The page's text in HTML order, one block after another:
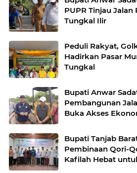
PUPR Tinjau Jalan
Tungkal Ilir
Peduli Rakyat,
Hadirkan Pasar
Tungkal
Bupati Anwar
Pembangunan
Buka Akses
Bupati Tanjab
Pembinaan Qori-
Kafilah Hebat